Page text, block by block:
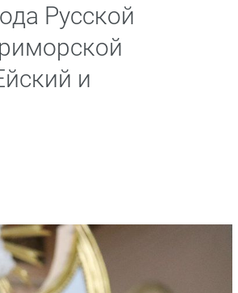
Русской
и